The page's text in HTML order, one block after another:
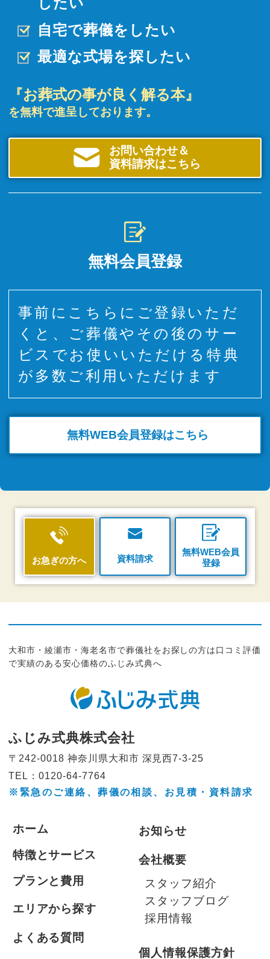
自宅で葬儀をしたい
最適な式場を探したい
『お葬式の事が良く解る本』
を無料で進呈しております。
お問い合わせ＆
資料請求はこちら
無料会員登録
事前にこちらにご登録いただ
くと、ご葬儀やその後のサー
ビスでお使いいただける特典
が多数ご利用いただけます
無料WEB会員登録はこちら
お急ぎの方へ 資料請求
無料WEB会員
登録
大和市・綾瀬市・海老名市で葬儀社をお探しの方は口コミ評価
で実績のある安心価格のふじみ式典へ
ふじみ式典株式会社
〒242-0018 神奈川県大和市 深見西7-3-25
TEL：0120-64-7764
※緊急のご連絡、葬儀の相談、 お見積・資料請求
ホーム
特徴とサービス
プランと費用
エリアから探す
よくある質問
お知らせ
会社概要
スタッフ紹介
スタッフブログ
採用情報
個人情報保護方針